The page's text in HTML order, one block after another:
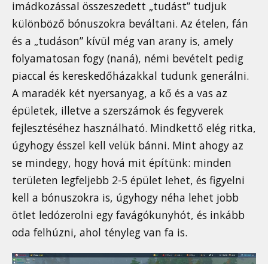
imádkozással összeszedett „tudást” tudjuk
különböző bónuszokra beváltani. Az ételen, fán
és a „tudáson” kívül még van arany is, amely
folyamatosan fogy (naná), némi bevételt pedig
piaccal és kereskedőházakkal tudunk generálni.
A maradék két nyersanyag, a kő és a vas az
épületek, illetve a szerszámok és fegyverek
fejlesztéséhez használható. Mindkettő elég ritka,
úgyhogy ésszel kell velük bánni. Mint ahogy az
se mindegy, hogy hová mit építünk: minden
területen legfeljebb 2-5 épület lehet, és figyelni
kell a bónuszokra is, úgyhogy néha lehet jobb
ötlet ledózerolni egy favágókunyhót, és inkább
oda felhúzni, ahol tényleg van fa is.